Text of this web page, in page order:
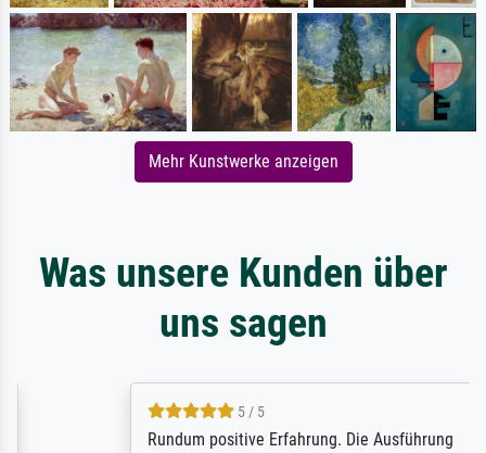
Mehr Kunstwerke anzeigen
Was unsere Kunden über
uns sagen
5 / 5
Rundum positive Erfahrung. Die Ausführung